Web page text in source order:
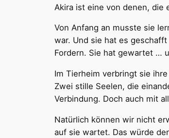
Akira ist eine von denen, die
Von Anfang an musste sie
war. Und sie hat es
Fordern. Sie hat gewartet …
Im Tierheim verbringt sie
Zwei stille Seelen, die
Verbindung. Doch auch mit
Natürlich können wir nicht
auf sie wartet. Das würde